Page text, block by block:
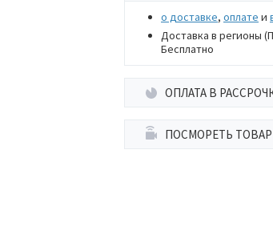
о доставке, оплате и
Доставка в регионы
Бесплатно
ОПЛАТА В
ПОСМОРЕТЬ